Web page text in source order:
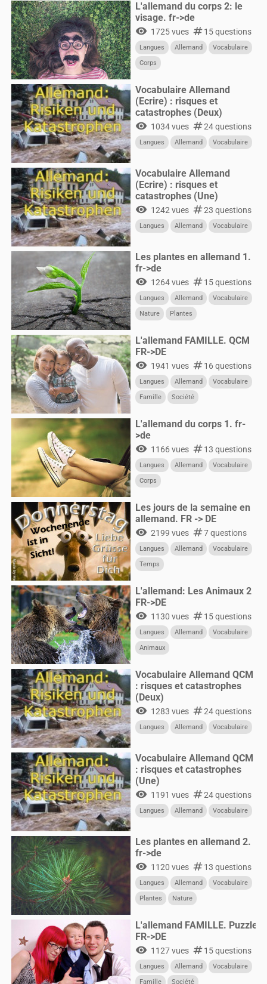
L'allemand du corps 2: le
visage. fr->de
visibility 1725 vues numbers15 questions
Langues Allemand
Vocabulaire
Corps
Vocabulaire Allemand
(Ecrire) : risques et
catastrophes (Deux)
visibility 1034 vues numbers24 questions
Langues Allemand Vocabulaire
Vocabulaire Allemand
(Ecrire) : risques et
catastrophes (Une)
visibility 1242 vues numbers23 questions
Langues Allemand Vocabulaire
Les plantes en allemand 1.
fr->de
visibility 1264 vues numbers15 questions
Langues Allemand
Vocabulaire
Nature
Plantes
L'allemand FAMILLE. QCM
FR->DE
visibility 1941 vues numbers16 questions
Langues Allemand
Vocabulaire
Famille
Société
L'allemand du corps 1. fr-
>de
visibility 1166 vues numbers13 questions
Langues Allemand
Vocabulaire
Corps
Les jours de la semaine en
allemand. FR -> DE
visibility 2199 vues numbers7 questions
Langues Allemand
Vocabulaire
Temps
L'allemand: Les Animaux 2
FR->DE
visibility 1130 vues numbers15 questions
Langues Allemand
Vocabulaire
Animaux
Vocabulaire Allemand QCM
: risques et catastrophes
(Deux)
visibility 1283 vues numbers24 questions
Langues Allemand Vocabulaire
Vocabulaire Allemand QCM
: risques et catastrophes
(Une)
visibility 1191 vues numbers24 questions
Langues Allemand Vocabulaire
Les plantes en allemand 2.
fr->de
visibility 1120 vues numbers13 questions
Langues Allemand
Vocabulaire
Plantes
Nature
L'allemand FAMILLE. Puzzle
FR->DE
visibility 1127 vues numbers15 questions
Langues Allemand
Vocabulaire
Famille
Société